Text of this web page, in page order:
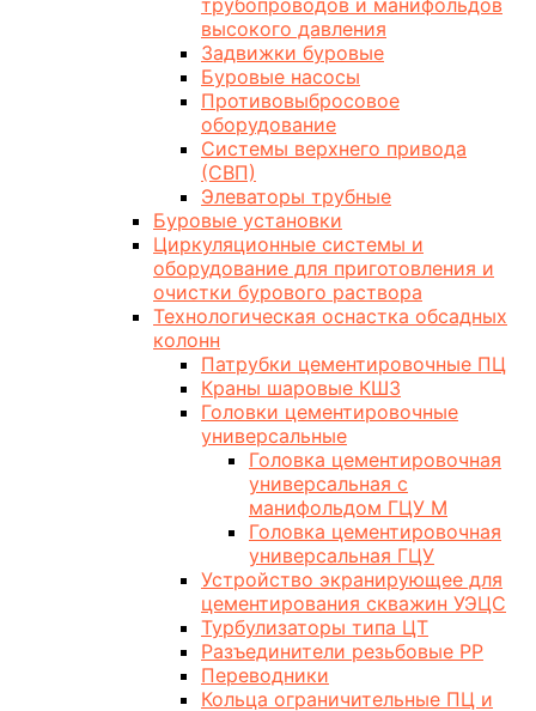
трубопроводов и манифольдов
высокого давления
Задвижки буровые
Буровые насосы
Противовыбросовое
оборудование
Системы верхнего привода
(СВП)
Элеваторы трубные
Буровые установки
Циркуляционные системы и
оборудование для приготовления и
очистки бурового раствора
Технологическая оснастка обсадных
колонн
Патрубки цементировочные ПЦ
Краны шаровые КШЗ
Головки цементировочные
универсальные
Головка цементировочная
универсальная с
манифольдом ГЦУ М
Головка цементировочная
универсальная ГЦУ
Устройство экранирующее для
цементирования скважин УЭЦС
Турбулизаторы типа ЦТ
Разъединители резьбовые РР
Переводники
Кольца ограничительные ПЦ и